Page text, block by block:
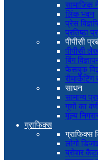
सामाजिक
लिंक भवन
प्रेस
प्रतिष्ठा
पीपीसी
पीपीसी
बिंग
फेसबुक
रीमार्केटिंग
साधन
सामान्य
गुणों का
मूल्य
ग्राफिक्स
ग्राफिक्स
लोगो
ब्रोशर